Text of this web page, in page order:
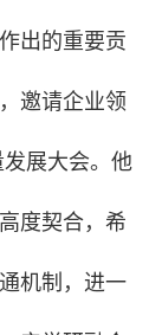
出的重要贡
邀请企业领
展大会。他
度契合，希
机制，进一